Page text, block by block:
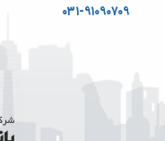
۰۳۱-۹۱۰۹۰۷۰۹